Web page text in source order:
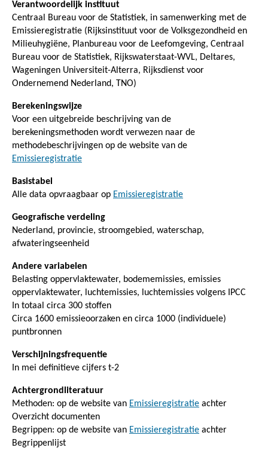
Verantwoordelijk instituut
Centraal Bureau voor de Statistiek, in samenwerking met de
Emissieregistratie (Rijksinstituut voor de Volksgezondheid en
Milieuhygiëne, Planbureau voor de Leefomgeving, Centraal
Bureau voor de Statistiek, Rijkswaterstaat-WVL, Deltares,
Wageningen Universiteit-Alterra, Rijksdienst voor
Ondernemend Nederland, TNO)
Berekeningswijze
Voor een uitgebreide beschrijving van de
berekeningsmethoden wordt verwezen naar de
methodebeschrijvingen op de website van de
Emissieregistratie
Basistabel
Alle data opvraagbaar op Emissieregistratie
Geografische verdeling
Nederland, provincie, stroomgebied, waterschap,
afwateringseenheid
Andere variabelen
Belasting oppervlaktewater, bodememissies, emissies
oppervlaktewater, luchtemissies, luchtemissies volgens IPCC
In totaal circa 300 stoffen
Circa 1600 emissieoorzaken en circa 1000 (individuele)
puntbronnen
Verschijningsfrequentie
In mei definitieve cijfers t-2
Achtergrondliteratuur
Methoden: op de website van Emissieregistratie achter
Overzicht documenten
Begrippen: op de website van Emissieregistratie achter
Begrippenlijst